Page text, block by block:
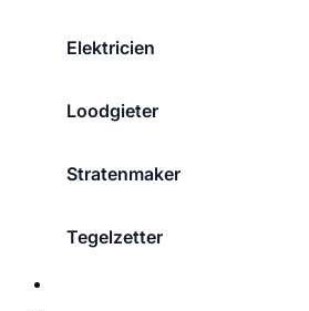
Elektricien
Loodgieter
Stratenmaker
Tegelzetter